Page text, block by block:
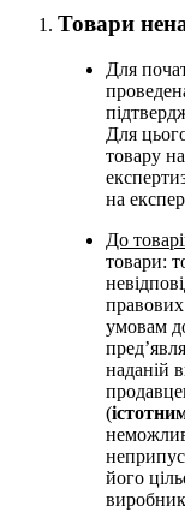
Товари
Для
Для
товару
на
До
товари:
умовам
наданій
(
його